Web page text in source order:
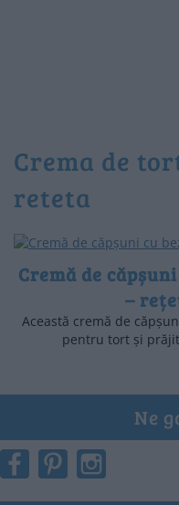
crema de tort cu capsuni
reteta
Cremă de
–
Această cremă de
pentru tort și
Ne